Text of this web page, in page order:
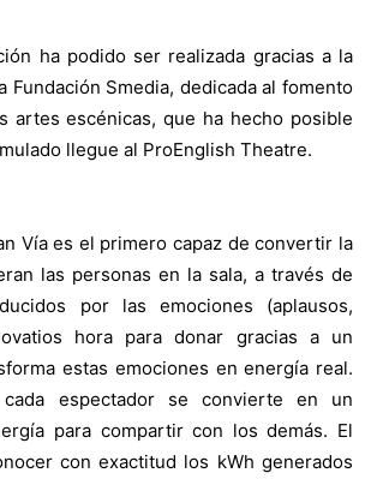
ha podido ser realizada gracias a la
Fundación Smedia, dedicada al fomento
artes escénicas, que ha hecho posible
llegue al ProEnglish Theatre.
Vía es el primero capaz de convertir la
las personas en la sala, a través de
por las emociones (aplausos,
hora para donar gracias a un
estas emociones en energía real.
espectador se convierte en un
para compartir con los demás. El
con exactitud los kWh generados